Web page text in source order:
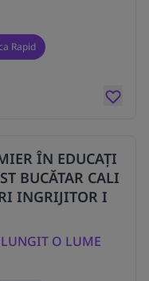
Rapid
ÎN EDUCAȚI
BUCĂTAR CALI
INGRIJITOR I
O LUME